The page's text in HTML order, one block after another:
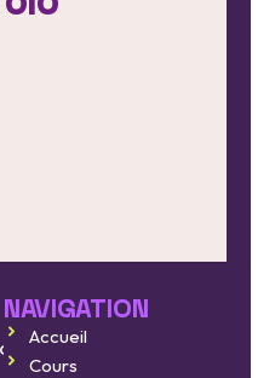
NAVIGATION
Accueil
Cours